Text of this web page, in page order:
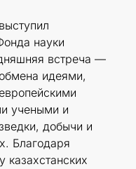
науки
встреча —
идеями,
учеными и
добычи и
Благодаря